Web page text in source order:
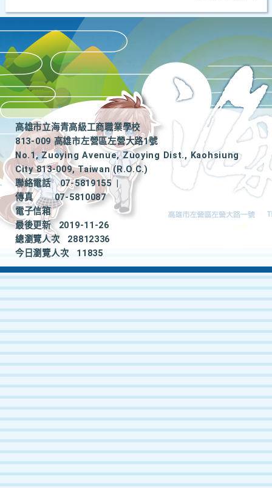
高雄市立海青高級工商職業學校
813-009 高雄市左營區左營大路1號
No.1, Zuoying Avenue, Zuoying Dist., Kaohsiung
City 813-009, Taiwan (R.O.C.)
聯絡電話
07-5819155
|
傳真
07-5810087
電子信箱
最後更新
2019-11-26
總瀏覽人次
28812336
今日瀏覽人次
11835